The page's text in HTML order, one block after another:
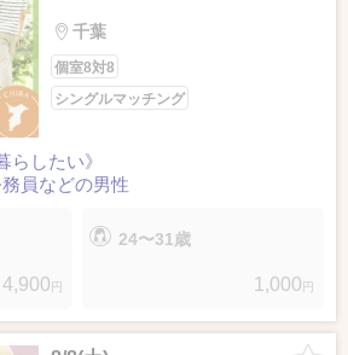
千葉
個室8対8
シングルマッチング
らしたい》
員などの男性
4,900 円
24〜31歳
1,000 円